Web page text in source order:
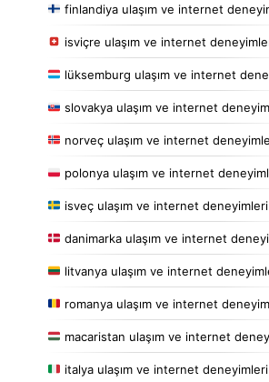
finlandiya ulaşım ve internet
isviçre ulaşım ve internet
lüksemburg ulaşım ve internet
slovakya ulaşım ve internet
norveç ulaşım ve internet
polonya ulaşım ve internet
isveç ulaşım ve internet deneyimleri
danimarka ulaşım ve internet
litvanya ulaşım ve internet
romanya ulaşım ve internet
macaristan ulaşım ve internet
italya ulaşım ve internet deneyimleri